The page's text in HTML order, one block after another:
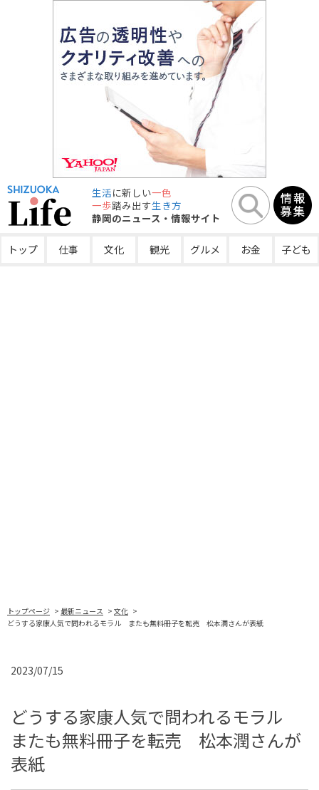
生活に新しい一色
一歩踏み出す生き方
静岡のニュース・情報サイト
トップ 仕事 文化 観光 グルメ お金 子ども
トップページ 最新ニュース
文化
どうする家康人気で問われるモラル またも無料冊子を転売 松本潤さんが表紙
2023/07/15
どうする家康人気で問われるモラル
またも無料冊子を転売 松本潤さんが
表紙